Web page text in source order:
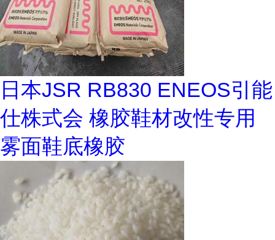
日本JSR RB830 ENEOS引能
仕株式会 橡胶鞋材改性专用
雾面鞋底橡胶